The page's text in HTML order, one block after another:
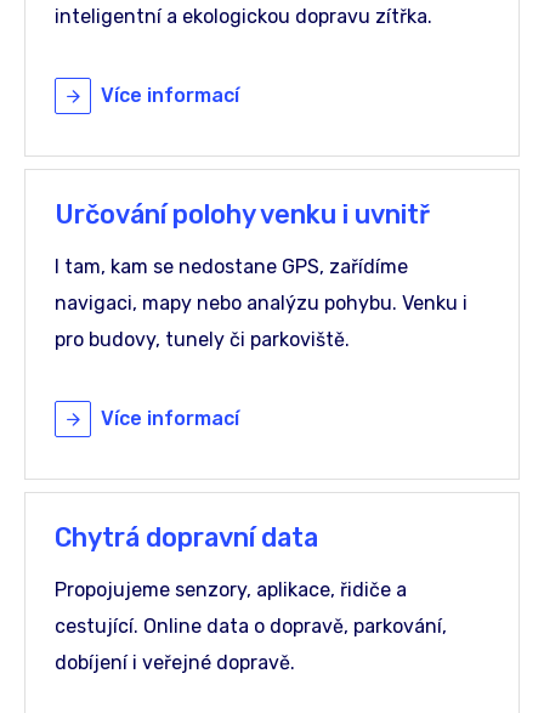
inteligentní a ekologickou dopravu zítřka.
Více informací
Určování polohy venku i uvnitř
I tam, kam se nedostane GPS, zařídíme
navigaci, mapy nebo analýzu pohybu. Venku i
pro budovy, tunely či parkoviště.
Více informací
Chytrá dopravní data
Propojujeme senzory, aplikace, řidiče a
cestující. Online data o dopravě, parkování,
dobíjení i veřejné dopravě.